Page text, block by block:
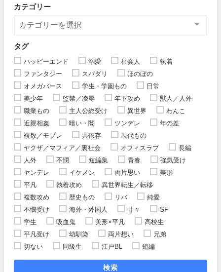
カテゴリー
タグ
ハッピーエンド 溺愛 社会人
執着
ファンタジー
スパダリ
ほのぼの
オメガバース
学生・学園もの
日常
美少年
監禁／凌辱 年下攻め
獣人／人外
職業もの
主人公総受け 異世界
わんこ
近親相姦
暗い・闇 ツンデレ
年の差
複数／モブレ
共依存
現代もの
ヤクザ／マフィア／裏社会
オフィスラブ
長編
人外
不憫 短編集 青春
強気受け
ヤンデレ
イケメン 両片思い
美形
平凡
執着攻め
異世界転生／転移
複数攻め
歴史もの リバ
純愛
不憫受け
海外・外国人 甘々
SF
学生
吸血鬼 美形×平凡
高校生
平凡受け
幼馴染 両片想い
兄弟
切ない
同級生 江戸BL 短編
検索